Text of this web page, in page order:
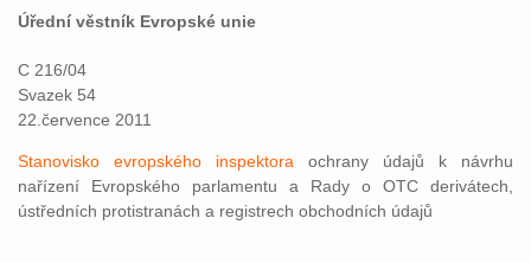
Úřední věstník Evropské unie
C 216/04
Svazek 54
22.července 2011
Stanovisko evropského inspektora ochrany údajů k návrhu
nařízení Evropského parlamentu a Rady o OTC derivátech,
ústředních protistranách a registrech obchodních údajů